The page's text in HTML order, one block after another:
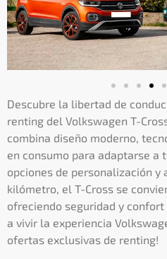
Descubre la libertad de
renting del Volkswagen T-
combina diseño moderno,
en consumo para adaptarse a
opciones de personalización y
kilómetro, el T-Cross se
ofreciendo seguridad y
a vivir la experiencia
ofertas exclusivas de renting!